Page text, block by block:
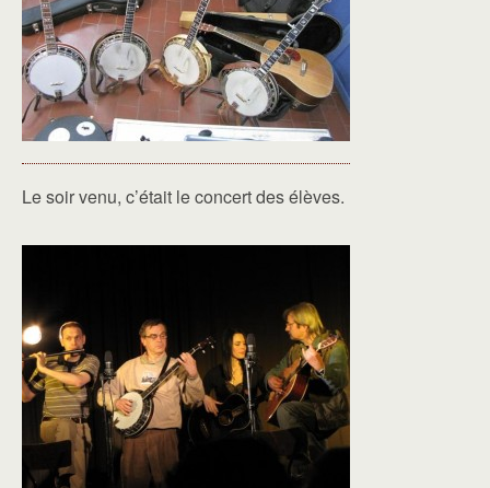
Le soir venu, c’était le concert des élèves.